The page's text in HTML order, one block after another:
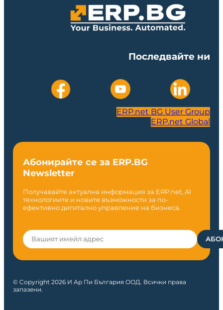
Последвайте ни
ERP.net BG User Group
ERP.net Global
Абонирайте се за ERP.BG
Newsletter
Получавайте актуална информация за ERP.net, AI
технологиите и новите възможности за по-
ефективно дигитално управление на бизнеса.
© Copyright 2026 И Ар Пи България ООД. Всички права
запазени.